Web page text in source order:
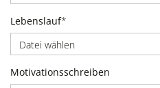
Lebenslauf*
Datei wählen
Motivationsschreiben